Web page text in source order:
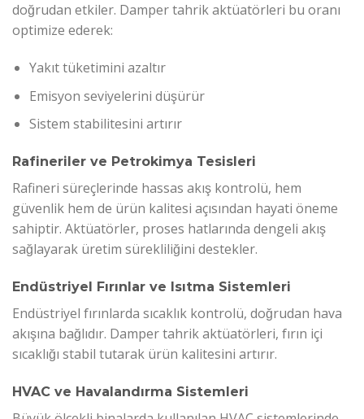
doğrudan etkiler. Damper tahrik aktüatörleri bu oranı
optimize ederek:
Yakıt tüketimini azaltır
Emisyon seviyelerini düşürür
Sistem stabilitesini artırır
Rafineriler ve Petrokimya Tesisleri
Rafineri süreçlerinde hassas akış kontrolü, hem
güvenlik hem de ürün kalitesi açısından hayati öneme
sahiptir. Aktüatörler, proses hatlarında dengeli akış
sağlayarak üretim sürekliliğini destekler.
Endüstriyel Fırınlar ve Isıtma Sistemleri
Endüstriyel fırınlarda sıcaklık kontrolü, doğrudan hava
akışına bağlıdır. Damper tahrik aktüatörleri, fırın içi
sıcaklığı stabil tutarak ürün kalitesini artırır.
HVAC ve Havalandırma Sistemleri